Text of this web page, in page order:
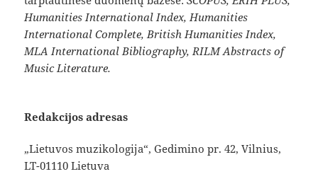
Humanities International Index, Humanities
International Complete, British Humanities Index,
MLA International Bibliography, RILM Abstracts of
Music Literature.
Redakcijos adresas
„Lietuvos muzikologija“, Gedimino pr. 42, Vilnius,
LT-01110 Lietuva